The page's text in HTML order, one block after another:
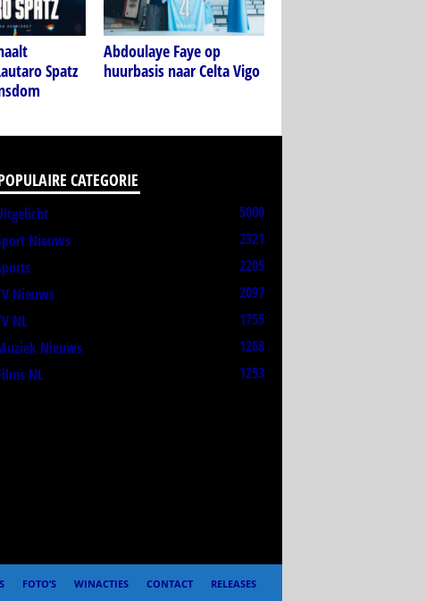
Spatz
Abdoulaye Faye op
huurbasis naar Celta Vigo
CATEGORIE
5000
Nieuws
2321
2205
Nieuws
2097
NL
1755
Nieuws
1268
NL
1253
FOTO’S WINACTIES CONTACT
RELEASES